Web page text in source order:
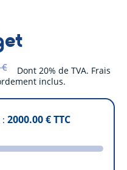
Dont 20% de TVA. Frais
inclus.
2000.00€ TTC